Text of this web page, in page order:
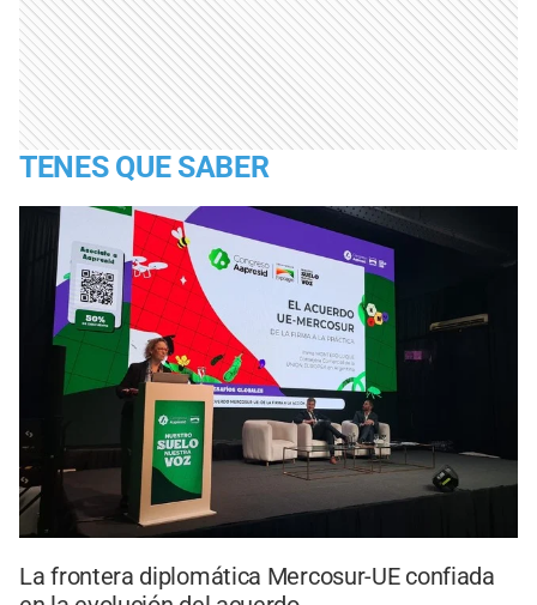
TENES QUE SABER
La frontera diplomática Mercosur-UE confiada